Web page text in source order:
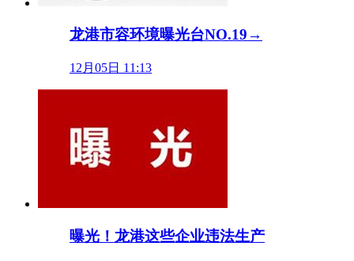
龙港市容环境曝光台NO.19→
12月05日 11:13
曝光！龙港这些企业违法生产